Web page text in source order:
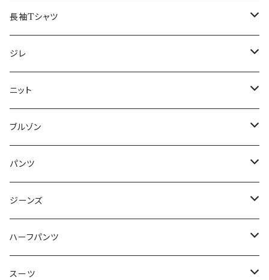
50/XL～
48/L
50/XL～
46/M
48/L
50/XL～
～44/S
46/M
48/L
50/XL～
長袖Tシャツ
～44/S
46/M
48/L
50/XL～
ジレ
～44/S
46/M
48/L
50/XL～
ニット
～44/S
46/M
48/L
50/XL～
ブルゾン
～44/S
46/M
48/L
50/XL～
パンツ
～44/S
46/M
48/L
ジーンズ
～44/S
46/M
ハーフパンツ
～44/S
スーツ